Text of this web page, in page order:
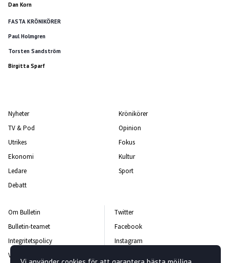
Dan Korn
FASTA KRÖNIKÖRER
Paul Holmgren
Torsten Sandström
Birgitta Sparf
Nyheter
TV & Pod
Utrikes
Ekonomi
Ledare
Debatt
Krönikörer
Opinion
Fokus
Kultur
Sport
Om Bulletin
Bulletin-teamet
Integritetspolicy
Vanliga frågor och svar
Twitter
Facebook
Instagram